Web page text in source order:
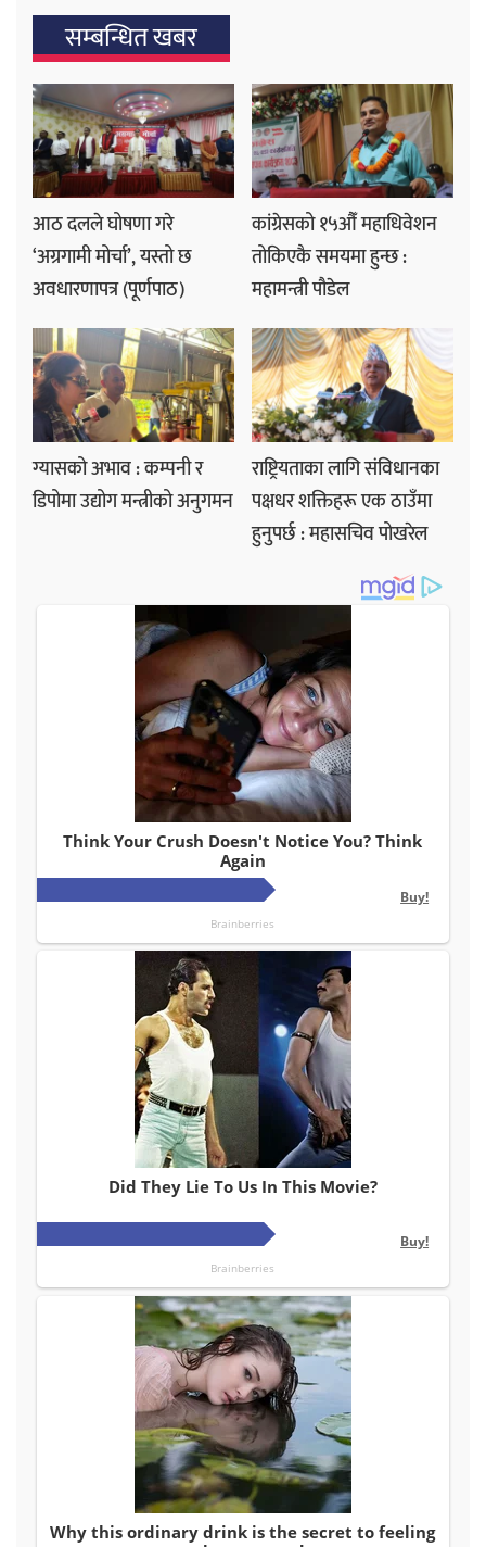
सम्बन्धित खबर
आठ दलले घोषणा गरे
‘अग्रगामी मोर्चा’, यस्तो छ
अवधारणापत्र (पूर्णपाठ)
कांग्रेसको १५औँ महाधिवेशन
तोकिएकै समयमा हुन्छ :
महामन्त्री पौडेल
ग्यासको अभाव : कम्पनी र
डिपोमा उद्योग मन्त्रीको अनुगमन
राष्ट्रियताका लागि संविधानका
पक्षधर शक्तिहरू एक ठाउँमा
हुनुपर्छ : महासचिव पोखरेल